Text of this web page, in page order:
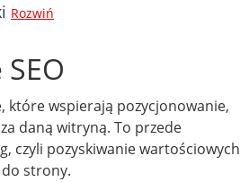
Rozwiń
które wspierają pozycjonowanie,
daną witryną. To przede
czyli pozyskiwanie wartościowych
strony.